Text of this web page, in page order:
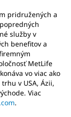
pridružených a
služby v
benefitov a
MetLife
vo viac ako
v USA, Ázii,
Viac
.